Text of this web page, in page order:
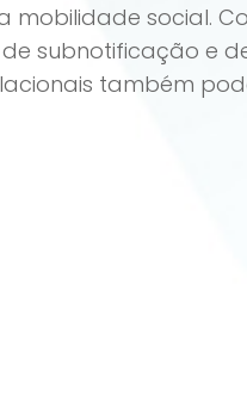
social.
subnotificação e
também